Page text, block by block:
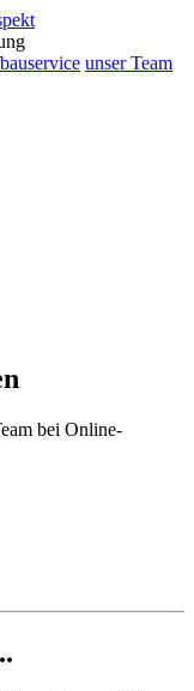
unser Team
bei Online-